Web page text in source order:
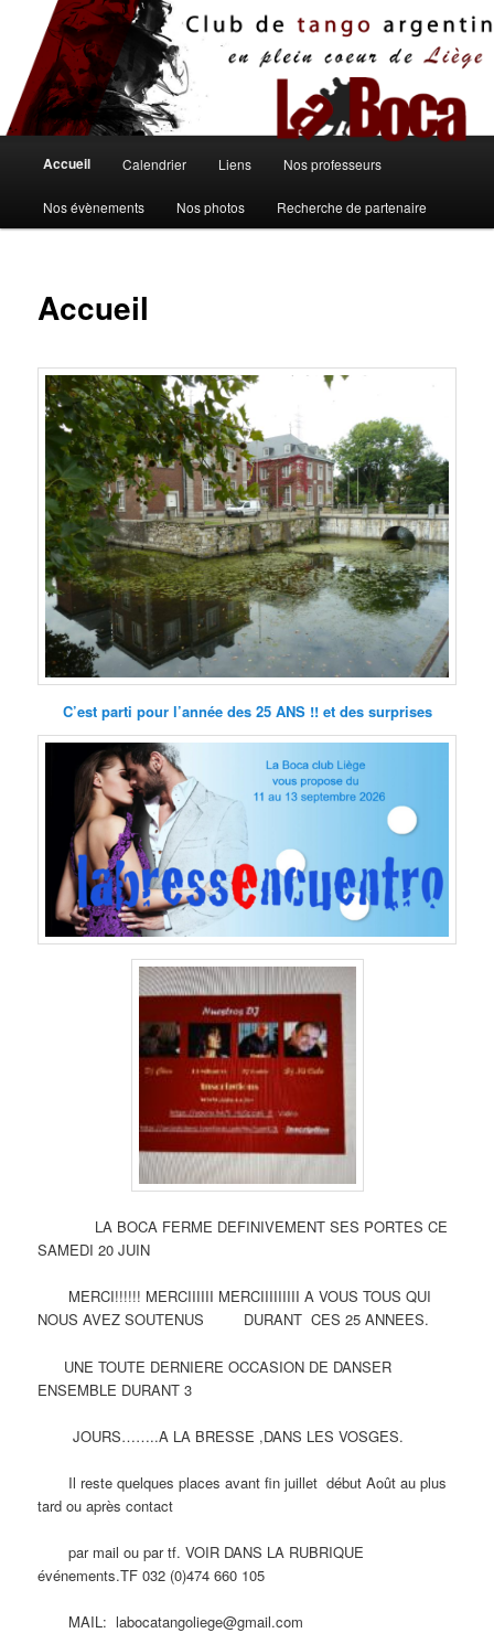
contenu
principal
Accueil Calendrier Liens Nos professeurs
Nos évènements Nos photos Recherche de partenaire
Accueil
C’est parti pour l’année des 25 ANS !! et des surprises
LA BOCA FERME DEFINIVEMENT SES PORTES CE
SAMEDI 20 JUIN
MERCI!!!!!! MERCIIIIII MERCIIIIIIIII A VOUS TOUS QUI
NOUS AVEZ SOUTENUS DURANT CES 25 ANNEES.
UNE TOUTE DERNIERE OCCASION DE DANSER
ENSEMBLE DURANT 3
JOURS……..A LA BRESSE ,DANS LES VOSGES.
Il reste quelques places avant fin juillet début Août au plus
tard ou après contact
par mail ou par tf. VOIR DANS LA RUBRIQUE
événements.TF 032 (0)474 660 105
MAIL: labocatangoliege@gmail.com